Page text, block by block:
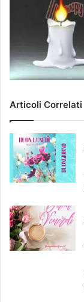
Articoli Correlati